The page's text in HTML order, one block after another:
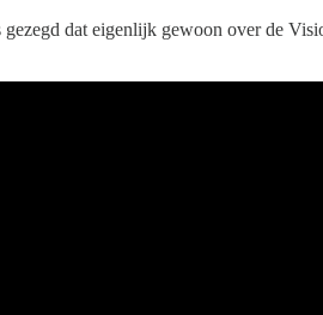
dat eigenlijk gewoon over de